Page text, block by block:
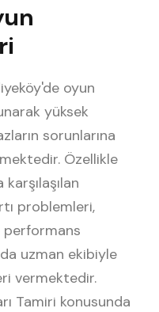
oyun
yüksek
sorunlarına
Özellikle
problemleri,
performans
uzman ekibiyle
vermektedir.
Tamiri konusunda